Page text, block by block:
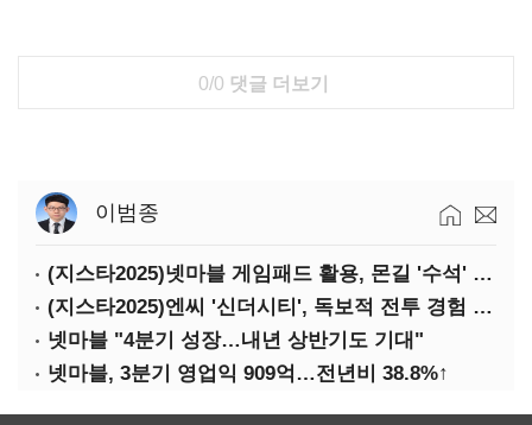
0/0 댓글 더보기
이범종
(지스타2025)넷마블 게임패드 활용, 몬길 '수석' 7대죄 '차석'
(지스타2025)엔씨 '신더시티', 독보적 전투 경험 필요
넷마블 "4분기 성장…내년 상반기도 기대"
넷마블, 3분기 영업익 909억…전년비 38.8%↑